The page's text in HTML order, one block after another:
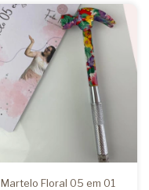
Martelo Floral 05 em 01